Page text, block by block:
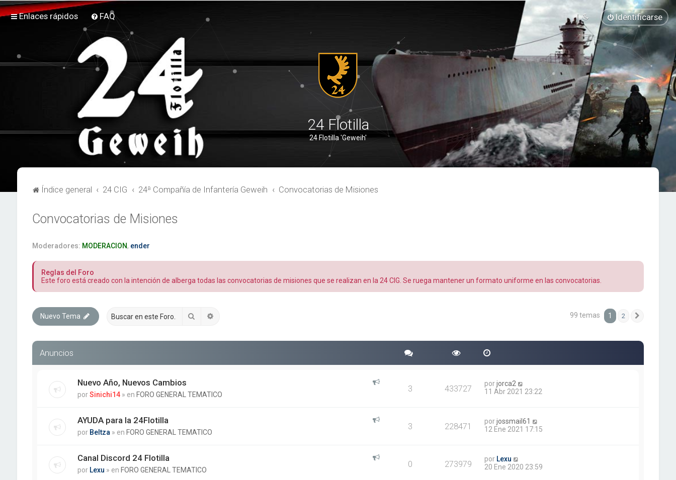
Enlaces rápidos FAQ Identificarse
24 Flotilla
24 Flotilla 'Geweih'
Índice general 24 CIG 24ª Compañía de Infantería Geweih Convocatorias de Misiones
Convocatorias de Misiones
Moderadores: MODERACION, ender
Reglas del Foro
Este foro está creado con la intención de alberga todas las convocatorias de misiones que se realizan en la 24 CIG. Se ruega mantener un formato uniforme en las convocatorias.
Nuevo Tema Buscar 99 temas 1 2
Anuncios
Nuevo Año, Nuevos Cambios
porSinichi14 » en FORO GENERAL TEMATICO
3 433727 porjorca2
11 Abr 2021 23:22
AYUDA para la 24Flotilla
por Beltza » en FORO GENERAL TEMATICO
3 228471 porjossmail61
12 Ene 2021 17:15
Canal Discord 24 Flotilla
por Lexu » en FORO GENERAL TEMATICO
0 273979 por Lexu
20 Ene 2020 23:59